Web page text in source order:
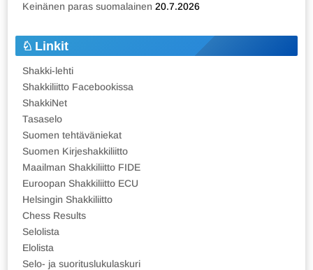
Keinänen paras suomalainen 20.7.2026
Linkit
Shakki-lehti
Shakkiliitto Facebookissa
ShakkiNet
Tasaselo
Suomen tehtäväniekat
Suomen Kirjeshakkiliitto
Maailman Shakkiliitto FIDE
Euroopan Shakkiliitto ECU
Helsingin Shakkiliitto
Chess Results
Selolista
Elolista
Selo- ja suorituslukulaskuri